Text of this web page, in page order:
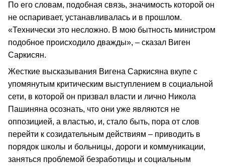
По его словам, подобная связь, значимость которой он
не оспаривает, устанавливалась и в прошлом.
«Технически это несложно. В мою бытность министром
подобное происходило дважды», – сказал Виген
Саркисян.
Жесткие высказывания Вигена Саркисяна вкупе с
упомянутым критическим выступлением в социальной
сети, в которой он призвал власти и лично Никола
Пашиняна осознать, что они уже являются не
оппозицией, а властью, и, стало быть, пора от слов
перейти к созидательным действиям – приводить в
порядок школы и больницы, дороги и коммуникации,
заняться проблемой безработицы и социальным